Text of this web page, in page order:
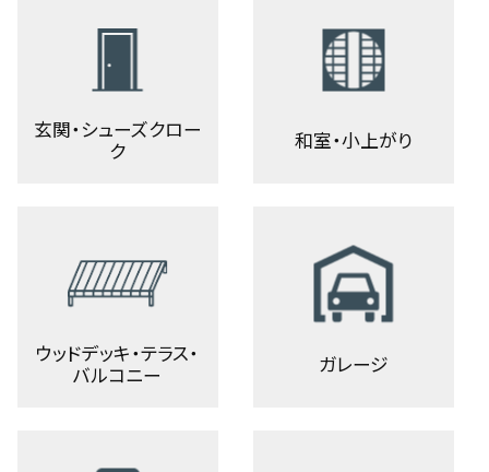
玄関・シューズクロー
ク
和室・小上がり
ウッドデッキ・テラス・
バルコニー
ガレージ